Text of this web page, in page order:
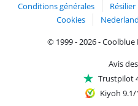
Conditions générales
Cookies
© 1999 - 2026 - Coolblue
Avis
Trustpilot
Kiyoh 9.1/